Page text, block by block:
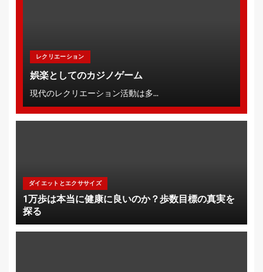
レクリエーション
娯楽としてのカジノゲーム
現代のレクリエーション活動は多...
ダイエットとエクササイズ
1万歩は本当に健康に良いのか？歩数目標の真実を
探る